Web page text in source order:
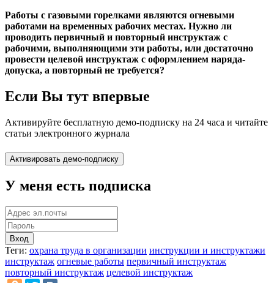
Работы с газовыми горелками являются огневыми
работами на временных рабочих местах. Нужно ли
проводить первичный и повторный инструктаж с
рабочими, выполняющими эти работы, или достаточно
провести целевой инструктаж с оформлением наряда-
допуска, а повторный не требуется?
Если Вы тут впервые
Активируйте бесплатную демо-подписку на 24 часа и читайте
статьи электронного журнала
У меня есть подписка
Вход
Теги: охрана труда в организации инструкции и инструктажи
инструктаж огневые работы первичный инструктаж
повторный инструктаж целевой инструктаж